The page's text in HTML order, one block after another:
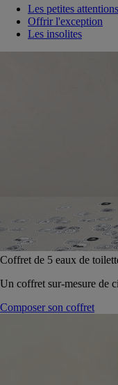
Les petites attentions
Offrir l'exception
Les insolites
Coffret de 5 eaux de
Un coffret sur-mesure de
Composer son coffret